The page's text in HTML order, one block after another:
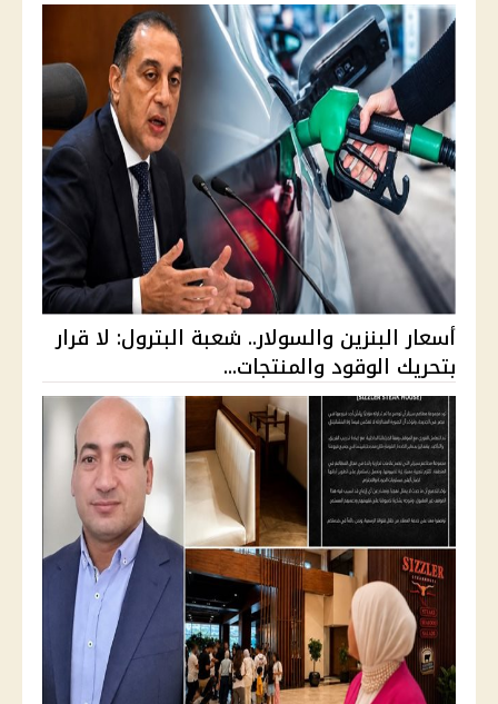
أسعار البنزين والسولار.. شعبة البترول: لا قرار
بتحريك الوقود والمنتجات...